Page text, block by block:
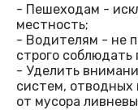
- Пешеходам -
местность;
- Водителям - не
строго
- Уделить
систем, отводных
от мусора